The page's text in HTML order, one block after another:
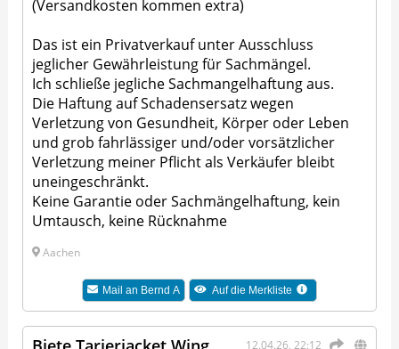
(Versandkosten kommen extra)
Das ist ein Privatverkauf unter Ausschluss
jeglicher Gewährleistung für Sachmängel.
Ich schließe jegliche Sachmangelhaftung aus.
Die Haftung auf Schadensersatz wegen
Verletzung von Gesundheit, Körper oder Leben
und grob fahrlässiger und/oder vorsätzlicher
Verletzung meiner Pflicht als Verkäufer bleibt
uneingeschränkt.
Keine Garantie oder Sachmängelhaftung, kein
Umtausch, keine Rücknahme
Aachen
Mail an Bernd A Auf die Merkliste
12.04.26, 22:12